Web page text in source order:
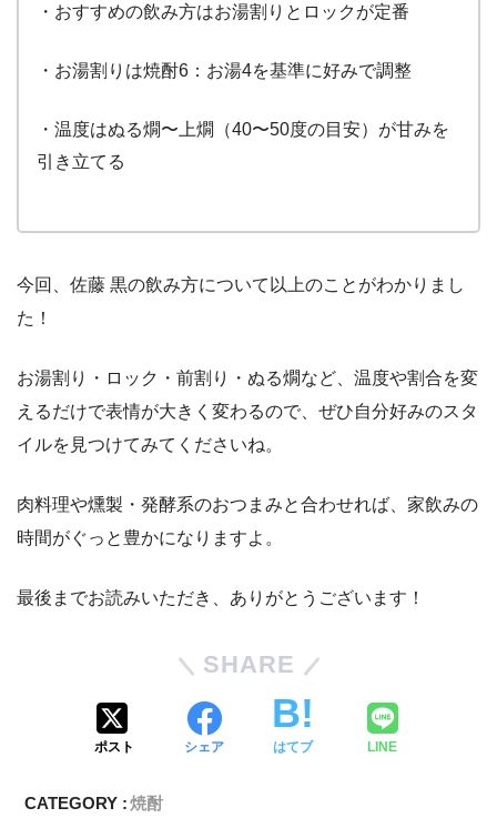
・おすすめの飲み方はお湯割りとロックが定番
・お湯割りは焼酎6：お湯4を基準に好みで調整
・温度はぬる燗〜上燗（40〜50度の目安）が甘みを
引き立てる
今回、佐藤 黒の飲み方について以上のことがわかりまし
た！
お湯割り・ロック・前割り・ぬる燗など、温度や割合を変
えるだけで表情が大きく変わるので、ぜひ自分好みのスタ
イルを見つけてみてくださいね。
肉料理や燻製・発酵系のおつまみと合わせれば、家飲みの
時間がぐっと豊かになりますよ。
最後までお読みいただき、ありがとうございます！
SHARE
ポスト シェア はてブ LINE
CATEGORY :焼酎